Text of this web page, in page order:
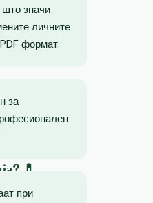
значи
личните
формат.
за
💊
при